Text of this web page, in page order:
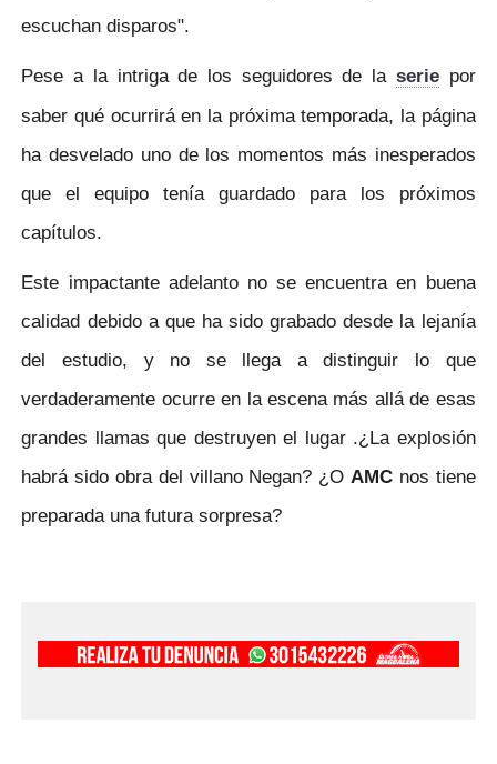
escuchan disparos".
Pese a la intriga de los seguidores de la seriepor
saber qué ocurrirá en la próxima temporada, la página
ha desvelado uno de los momentos más inesperados
que el equipo tenía guardado para los próximos
capítulos.
Este impactante adelanto no se encuentra en buena
calidad debido a que ha sido grabado desde la lejanía
del estudio, y no se llega a distinguir lo que
verdaderamente ocurre en la escena más allá de esas
grandes llamas que destruyen el lugar .¿La explosión
habrá sido obra del villano Negan? ¿O AMCnos tiene
preparada una futura sorpresa?